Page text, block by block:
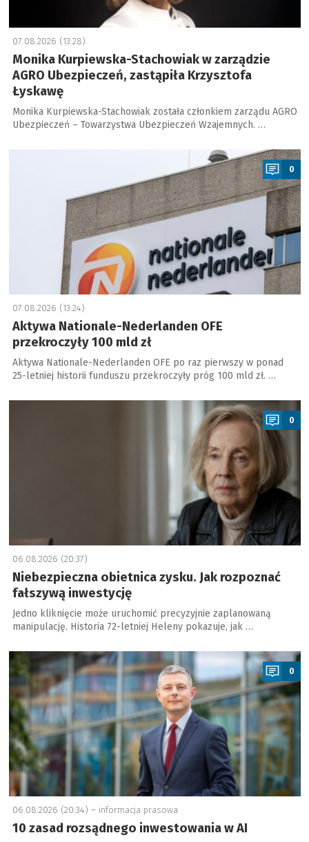
07.08.2026 (13:28)
Monika Kurpiewska-Stachowiak w zarządzie
AGRO Ubezpieczeń, zastąpiła Krzysztofa
Łyskawę
Monika Kurpiewska-Stachowiak została członkiem zarządu AGRO
Ubezpieczeń – Towarzystwa Ubezpieczeń Wzajemnych. …
0
07.08.2026 (13:24)
Aktywa Nationale-Nederlanden OFE
przekroczyły 100 mld zł
Aktywa Nationale-Nederlanden OFE po raz pierwszy w ponad
25-letniej historii funduszu przekroczyły próg 100 mld zł. …
a
0
06.08.2026 (20:37)
Niebezpieczna obietnica zysku. Jak rozpoznać
fałszywą inwestycję
Jedno kliknięcie może uruchomić precyzyjnie zaplanowaną
manipulację. Historia 72-letniej Heleny pokazuje, jak …
a
0
06.08.2026 (20:34) – informacja prasowa
10 zasad rozsądnego inwestowania w AI